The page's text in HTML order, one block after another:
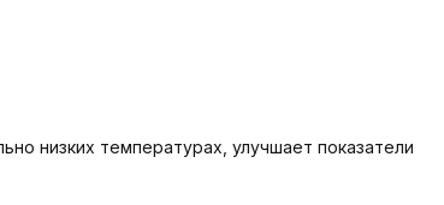
низких температурах, улучшает показатели